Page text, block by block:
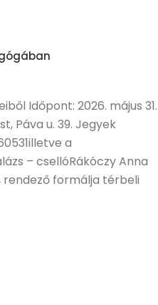
Időpont: 2026. május 31.
Páva u. 39. Jegyek
a
– csellóRákóczy Anna
rendező formálja térbeli